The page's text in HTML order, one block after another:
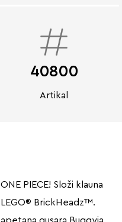
40800
Artikal
PIECE! Složi klauna
BrickHeadz™.